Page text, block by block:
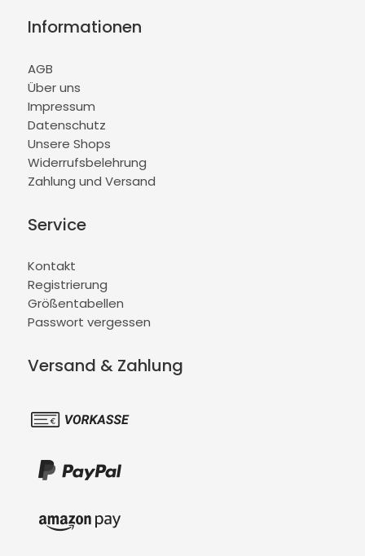
Informationen
AGB
Über uns
Impressum
Datenschutz
Unsere Shops
Widerrufsbelehrung
Zahlung und Versand
Service
Kontakt
Registrierung
Größentabellen
Passwort vergessen
Versand & Zahlung